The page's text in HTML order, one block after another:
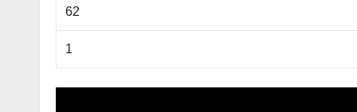
62
1